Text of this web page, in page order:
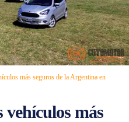
más seguros de la Argentina en
vehículos más